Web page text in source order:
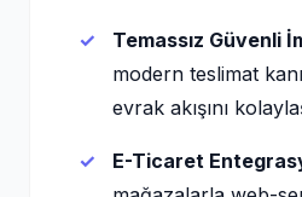
Temassız Güvenli
modern teslimat
evrak akışını
E-Ticaret